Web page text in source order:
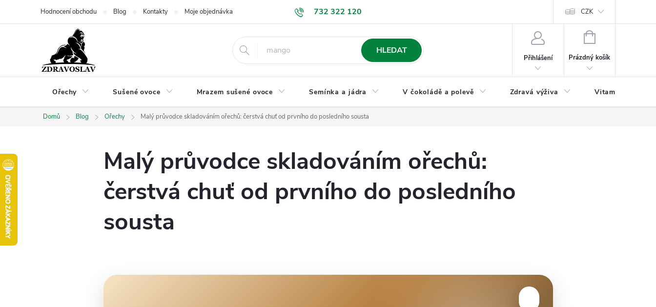
732 322 120
Hodnocení obchodu Blog Kontakty Moje objednávka GDPR a ochrana osobních údajů Jak nakupovat Formulář pro odstoupení od
CZK
HLEDAT
Přihlášení
NÁKUPNÍ
Prázdný košík
Ořechy Sušené ovoce Mrazem sušené ovoce Semínka a jádra V čokoládě a polevě Zdravá výživa Vitamíny a
Domů Blog Ořechy Malý průvodce skladováním ořechů: čerstvá chuť od prvního do posledního sousta
Malý průvodce skladováním ořechů:
čerstvá chuť od prvního do posledního
sousta